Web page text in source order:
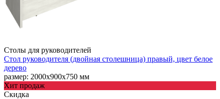
Столы для руководителей
Стол руководителя (двойная столешница) правый, цвет белое
дерево
размер: 2000х900х750 мм
Хит продаж
Скидка